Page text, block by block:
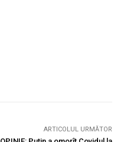
ARTICOLUL URMĂTOR